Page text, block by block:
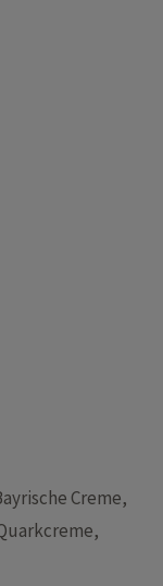
Creme,